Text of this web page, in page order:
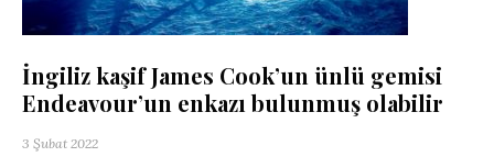
İngiliz kaşif James Cook’un ünlü gemisi
Endeavour’un enkazı bulunmuş olabilir
3 Şubat 2022